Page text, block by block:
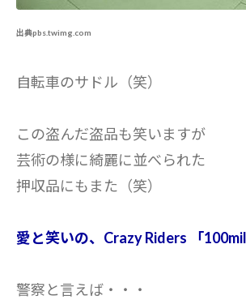
出典pbs.twimg.com
自転車のサドル（笑）
この盗んだ盗品も笑いますが
芸術の様に綺麗に並べられた
押収品にもまた（笑）
愛と笑いの、Crazy Riders 「
警察と言えば・・・